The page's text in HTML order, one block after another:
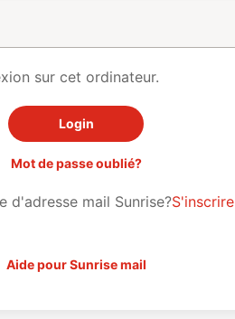
sur cet ordinateur.
Mot de passe oublié?
d'adresse mail Sunrise?S'inscrire
Aide pour Sunrise mail